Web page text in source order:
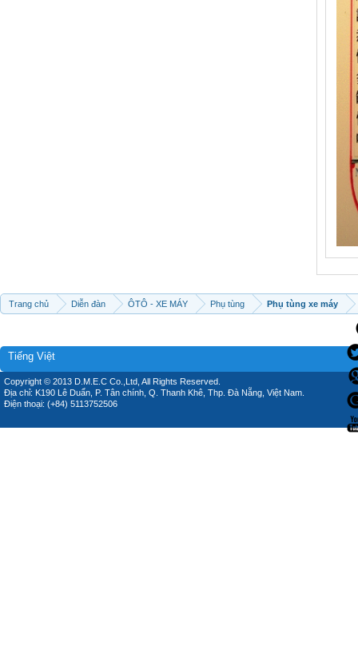
Trang chủ Diễn đàn ÔTÔ - XE MÁY Phụ tùng Phụ tùng xe máy
Tiếng Việt
Copyright © 2013 D.M.E.C Co.,Ltd, All Rights Reserved.
Địa chỉ: K190 Lê Duẩn, P. Tân chính, Q. Thanh Khê, Thp. Đà Nẵng, Việt Nam.
Điện thoại: (+84) 5113752506